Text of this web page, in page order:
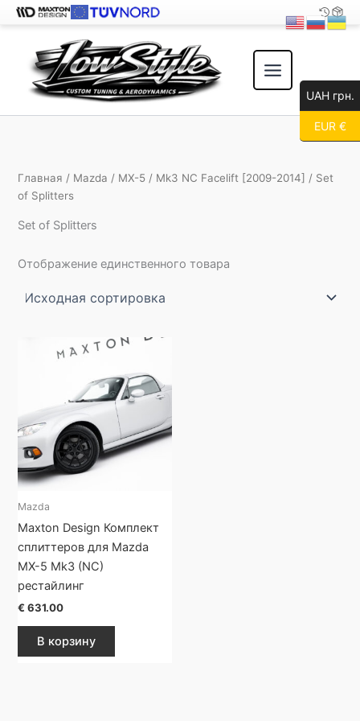
содержимому
Главная / Mazda / MX-5 / Mk3 NC Facelift [2009-2014] / Set
of Splitters
Set of Splitters
Отображение единственного товара
Mazda
Maxton Design Комплект
сплиттеров для Mazda
MX-5 Mk3 (NC)
рестайлинг
€ 631.00
В корзину
UAH грн.
EUR €